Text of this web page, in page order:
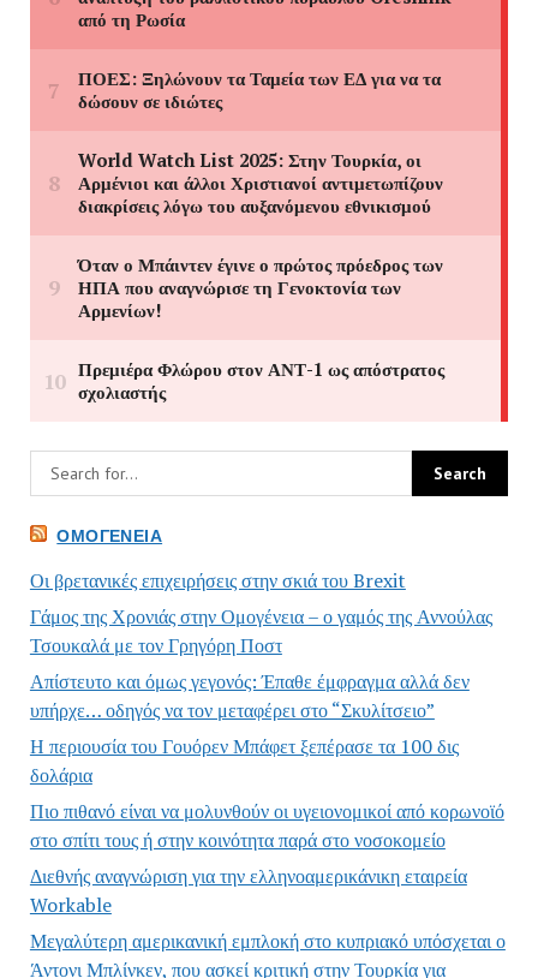
ΟΜΟΓΈΝΕΙΑ
Οι βρετανικές επιχειρήσεις στην σκιά του Brexit
Γάμος της Χρονιάς στην Ομογένεια – ο γαμός της Αννούλας
Τσουκαλά με τον Γρηγόρη Ποστ
Απίστευτο και όμως γεγονός: Έπαθε έμφραγμα αλλά δεν
υπήρχε… οδηγός να τον μεταφέρει στο “Σκυλίτσειο”
Η περιουσία του Γουόρεν Μπάφετ ξεπέρασε τα 100 δις
δολάρια
Πιο πιθανό είναι να μολυνθούν οι υγειονομικοί από κορωνοϊό
στο σπίτι τους ή στην κοινότητα παρά στο νοσοκομείο
Διεθνής αναγνώριση για την ελληνοαμερικάνικη εταιρεία
Workable
Μεγαλύτερη αμερικανική εμπλοκή στο κυπριακό υπόσχεται ο
Άντονι Μπλίνκεν, που ασκεί κριτική στην Τουρκία για